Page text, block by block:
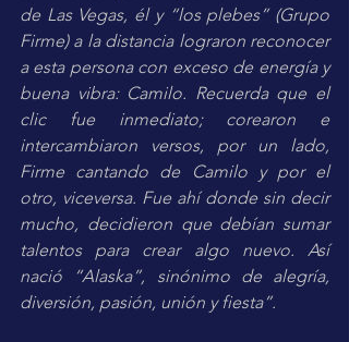
de Las Vegas, él y “los plebes” (Grupo
Firme) a la distancia lograron reconocer
a esta persona con exceso de energía y
buena vibra: Camilo. Recuerda que el
clic fue inmediato; corearon e
intercambiaron versos, por un lado,
Firme cantando de Camilo y por el
otro, viceversa. Fue ahí donde sin decir
mucho, decidieron que debían sumar
talentos para crear algo nuevo. Así
nació “Alaska”, sinónimo de alegría,
diversión, pasión, unión y fiesta”.